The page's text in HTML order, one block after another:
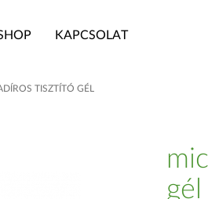
KAPCSOLAT
TISZTÍTÓ GÉL
gél